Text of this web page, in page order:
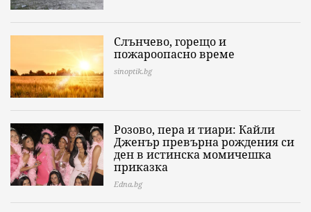
Слънчево, горещо и
пожароопасно време
sinoptik.bg
Розово, пера и тиари: Кайли
Дженър превърна рождения си
ден в истинска момичешка
приказка
Edna.bg